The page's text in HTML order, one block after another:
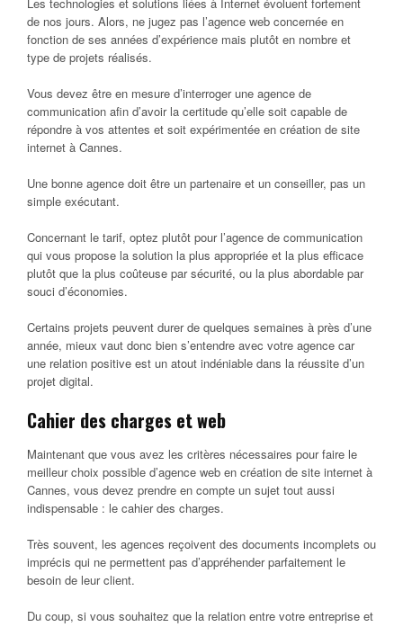
de nos jours. Alors, ne jugez pas l’agence web concernée en
fonction de ses années d’expérience mais plutôt en nombre et
type de projets réalisés.
Vous devez être en mesure d’interroger une agence de
communication afin d’avoir la certitude qu’elle soit capable de
répondre à vos attentes et soit expérimentée en création de site
internet à Cannes.
Une bonne agence doit être un partenaire et un conseiller, pas un
simple exécutant.
Concernant le tarif, optez plutôt pour l’agence de communication
qui vous propose la solution la plus appropriée et la plus efficace
plutôt que la plus coûteuse par sécurité, ou la plus abordable par
souci d’économies.
Certains projets peuvent durer de quelques semaines à près d’une
année, mieux vaut donc bien s’entendre avec votre agence car
une relation positive est un atout indéniable dans la réussite d’un
projet digital.
Cahier des charges et web
Maintenant que vous avez les critères nécessaires pour faire le
meilleur choix possible d’agence web en création de site internet à
Cannes, vous devez prendre en compte un sujet tout aussi
indispensable : le cahier des charges.
Très souvent, les agences reçoivent des documents incomplets ou
imprécis qui ne permettent pas d’appréhender parfaitement le
besoin de leur client.
Du coup, si vous souhaitez que la relation entre votre entreprise et